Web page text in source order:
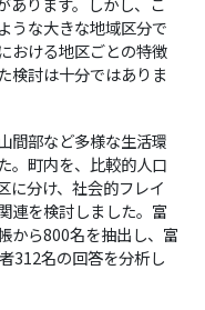
うな大きな地域区分で
おける地区ごとの特徴
検討は十分ではありま
間部など多様な生活環
。町内を、比較的人口
に分け、社会的フレイ
連を検討しました。富
から800名を抽出し、富
312名の回答を分析し